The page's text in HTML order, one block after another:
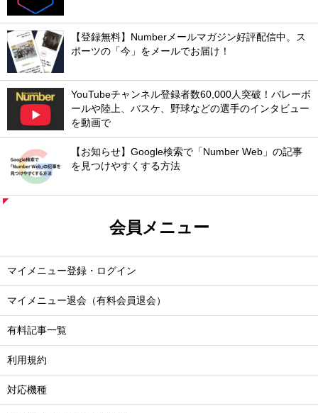
【登録無料】Numberメールマガジン好評配信中。ス
ポーツの「今」をメールでお届け！
YouTubeチャンネル登録者数60,000人突破！バレーボ
ールや陸上、バスケ、野球などの選手のインタビュー
を動画で
【お知らせ】Google検索で「Number Web」の記事
を見つけやすくする方法
会員メニュー
マイメニュー登録・ログイン
マイメニュー退会（有料会員退会）
有料記事一覧
利用規約
対応機種